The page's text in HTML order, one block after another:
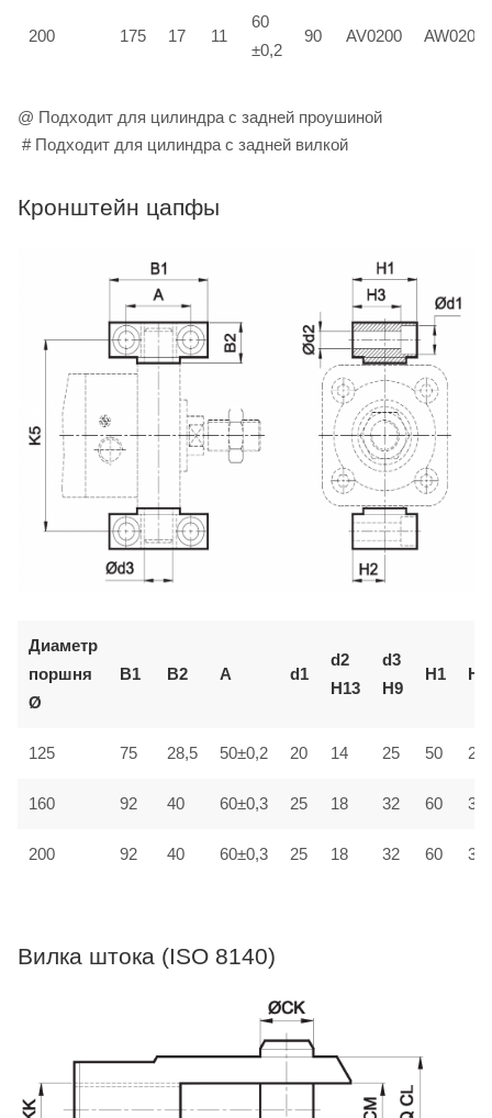
200 175 17 11
60
±0,2
90 AV0200 AW0200
@ Подходит для цилиндра с задней проушиной
# Подходит для цилиндра с задней вилкой
Кронштейн цапфы
Диаметр
поршня
Ø
B1 B2 A d1
d2
H13
d3
H9
H1 H2
125 75 28,5 50±0,2 20 14 25 50
160 92 40 60±0,3 25 18 32 60
200 92 40 60±0,3 25 18 32 60
Вилка штока (ISO 8140)